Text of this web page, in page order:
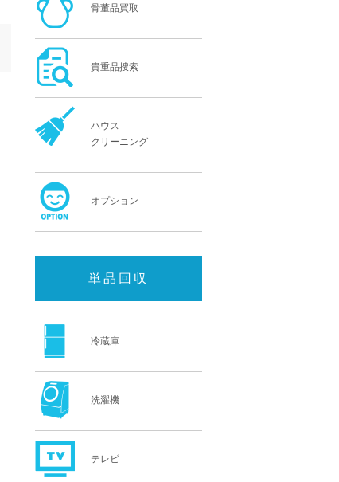
骨董品買取
貴重品捜索
ハウス
クリーニング
オプション
単品回収
冷蔵庫
洗濯機
テレビ